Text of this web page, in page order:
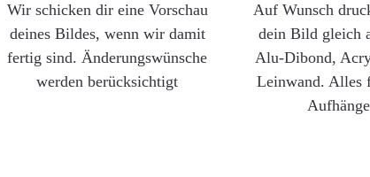
Wir schicken dir eine Vorschau
deines Bildes, wenn wir damit
fertig sind. Änderungswünsche
werden berücksichtigt
Auf Wunsch
dein Bild gleich
Alu-Dibond,
Leinwand. Alles